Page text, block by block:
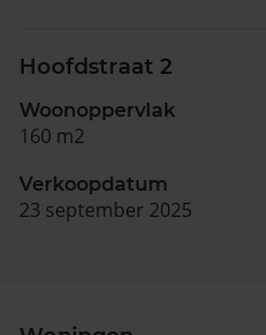
Hoofdstraat 2
Woonoppervlak
160 m2
Verkoopdatum
23 september 2025